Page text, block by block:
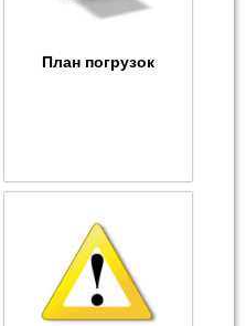
План погрузок